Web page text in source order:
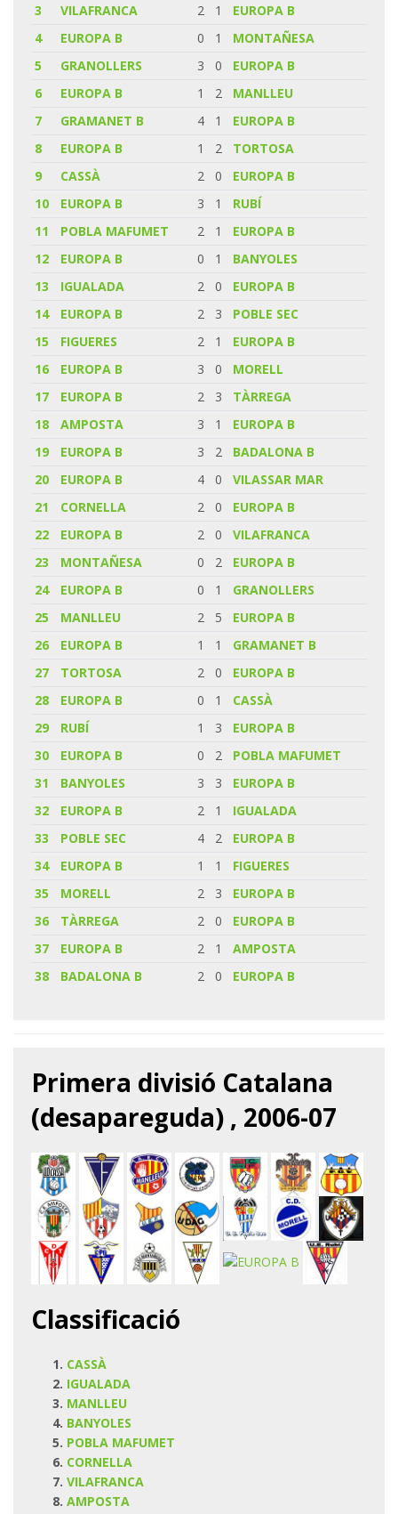
3
VILAFRANCA 2 1
EUROPA B
4
EUROPA B 0 1
MONTAÑESA
5
GRANOLLERS 3 0
EUROPA B
6
EUROPA B 1 2
MANLLEU
7
GRAMANET B 4 1
EUROPA B
8
EUROPA B 1 2
TORTOSA
9
CASSÀ 2 0
EUROPA B
10
EUROPA B 3 1
RUBÍ
11
POBLA MAFUMET 2 1
EUROPA B
12
EUROPA B 0 1
BANYOLES
13
IGUALADA 2 0
EUROPA B
14
EUROPA B 2 3
POBLE SEC
15
FIGUERES 2 1
EUROPA B
16
EUROPA B 3 0
MORELL
17
EUROPA B 2 3
TÀRREGA
18
AMPOSTA 3 1
EUROPA B
19
EUROPA B 3 2
BADALONA B
20
EUROPA B 4 0
VILASSAR MAR
21
CORNELLA 2 0
EUROPA B
22
EUROPA B 2 0
VILAFRANCA
23
MONTAÑESA 0 2
EUROPA B
24
EUROPA B 0 1
GRANOLLERS
25
MANLLEU 2 5
EUROPA B
26
EUROPA B 1 1
GRAMANET B
27
TORTOSA 2 0
EUROPA B
28
EUROPA B 0 1
CASSÀ
29
RUBÍ 1 3
EUROPA B
30
EUROPA B 0 2
POBLA MAFUMET
31
BANYOLES 3 3
EUROPA B
32
EUROPA B 2 1
IGUALADA
33
POBLE SEC 4 2
EUROPA B
34
EUROPA B 1 1
FIGUERES
35
MORELL 2 3
EUROPA B
36
TÀRREGA 2 0
EUROPA B
37
EUROPA B 2 1
AMPOSTA
38
BADALONA B 2 0 EUROPA B
Primera divisió Catalana
(desapareguda) , 2006-07
Classificació
CASSÀ
IGUALADA
MANLLEU
BANYOLES
POBLA MAFUMET
CORNELLA
VILAFRANCA
AMPOSTA